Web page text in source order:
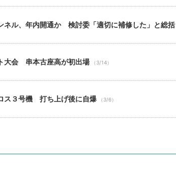
ル、年内開通か 検討委「適切に補修した」と総括
大会 串本古座高が初出場 （3/14）
ス３号機 打ち上げ後に自爆 （3/6）